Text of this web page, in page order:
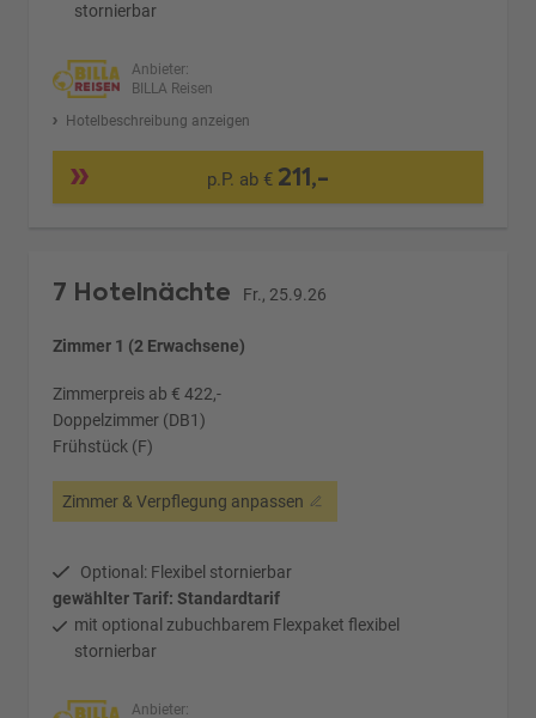
stornierbar
Anbieter:
BILLA Reisen
Hotelbeschreibung anzeigen
p.P. ab € 211,-
7 Hotelnächte Fr., 25.9.26
Zimmer 1 (2 Erwachsene)
Zimmerpreis ab € 422,-
Doppelzimmer (DB1)
Frühstück (F)
Zimmer & Verpflegung anpassen
Optional: Flexibel stornierbar
gewählter Tarif: Standardtarif
mit optional zubuchbarem Flexpaket flexibel
stornierbar
Anbieter: